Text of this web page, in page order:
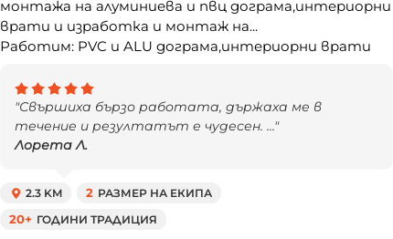
монтажа на алуминиева и пвц дограма,интериорни
врати и изработка и монтаж на...
Работим: PVC и ALU дограма,интериорни врати
"Свършиха бързо работата, държаха ме в
течение и резултатът е чудесен. ..."
Лорета Л.
2.3 KM 2 РАЗМЕР НА ЕКИПА
20+ ГОДИНИ ТРАДИЦИЯ